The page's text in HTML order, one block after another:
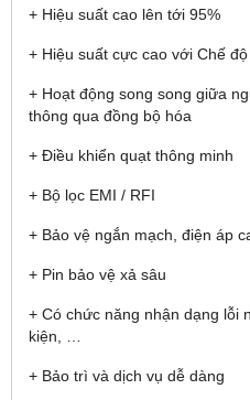
+ Hiệu suất cao lên tới 95%
+ Hiệu suất cực cao với Chế
+ Hoạt động song song giữa
thông qua đồng bộ hóa
+ Điều khiển quạt thông minh
+ Bộ lọc EMI / RFI
+ Bảo vệ ngắn mạch, điện áp
+ Pin bảo vệ xả sâu
+ Có chức năng nhận dạng lỗi
kiện, …
+ Bảo trì và dịch vụ dễ dàng